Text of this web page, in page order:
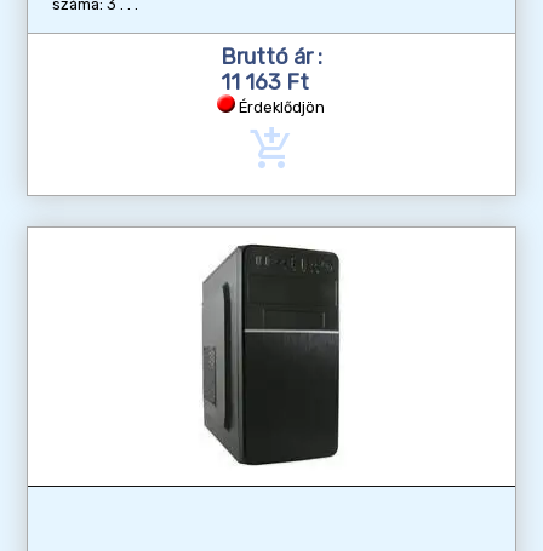
száma: 3
Bruttó ár :
11 163 Ft
Érdeklődjön
add_shopping_cart